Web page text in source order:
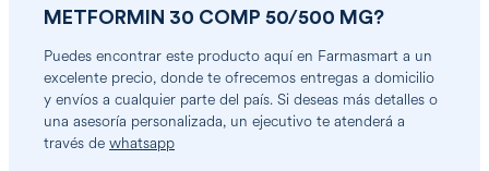
METFORMIN 30 COMP 50/500 MG?
Puedes encontrar este producto aquí en Farmasmart a un
excelente precio, donde te ofrecemos entregas a domicilio
y envíos a cualquier parte del país. Si deseas más detalles o
una asesoría personalizada, un ejecutivo te atenderá a
través de whatsapp